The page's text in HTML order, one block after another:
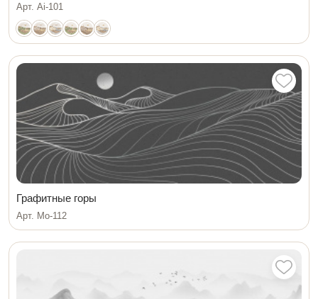
Арт. Ai-101
Графитные горы
Арт. Мо-112